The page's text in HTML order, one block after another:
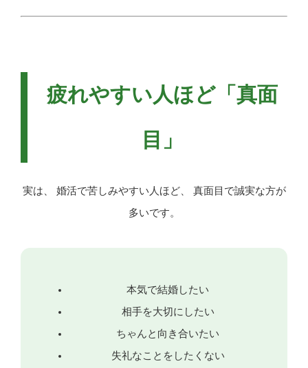
疲れやすい人ほど「真面
目」
実は、 婚活で苦しみやすい人ほど、 真面目で誠実な方が
多いです。
本気で結婚したい
相手を大切にしたい
ちゃんと向き合いたい
失礼なことをしたくない